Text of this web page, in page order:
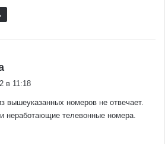
в 11:18
вышеуказанных номеров не отвечает.
неработающие телевонные номера.